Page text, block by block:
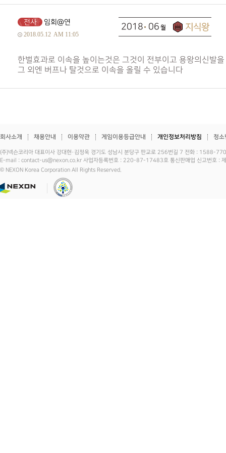
전사 임회@연
2018.05.12 AM 11:05
한벌효과로 이속을 높이는것은 그것이 전부이고 용왕의신발
그 외엔 버프나 탈것으로 이속을 올릴 수 있습니다
2018 06
회사소개 채용안내 이용약관 게임이용등급안내 개인정보처리방침 청소
(주)넥슨코리아 대표이사 강대현·김정욱 경기도 성남시 분당구 판교로 256번길 7 전화 :
E-mail : contact-us@nexon.co.kr 사업자등록번호 : 220-87-17483호 통신판매업 신고번호 :
© NEXON Korea Corporation All Rights Reserved.